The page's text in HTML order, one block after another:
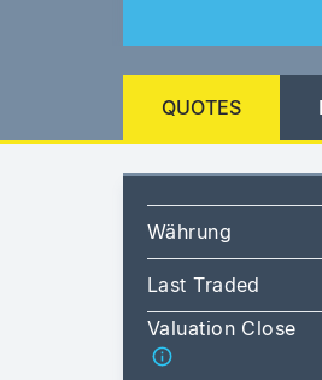
QUOTES
Währung
Last Traded
Valuation Close